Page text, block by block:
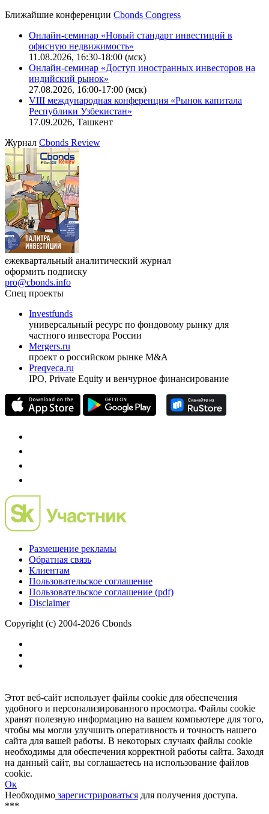
Поиск котировок облигаций
Ближайшие конференцииCbonds Congress
Онлайн-семинар «Новый стандарт инвестиций в
офисную недвижимость»
11.08.2026, 16:30-18:00 (мск)
Онлайн-семинар «Доступ иностранных инвесторов на
индийский рынок»
VIII международная конференция «Рынок капитала
Республики Узбекистан»
17.09.2026, Ташкент
ЖурналCbonds Review
оформить подписку
pro@cbonds.info
Спец проекты
Investfunds
универсальный ресурс по фондовому рынку для
частного инвестора России
проект о российском рынке M&A
Preqveca.ru
Размещение рекламы
Обратная связь
Пользовательское соглашение
Copyright (c) 2004-2026 Cbonds
Этот веб-сайт использует файлы cookie для обеспечения
удобного и персонализированного просмотра. Файлы cookie
хранят полезную информацию на вашем компьютере для того,
чтобы мы могли улучшить оперативность и точность нашего
сайта для вашей работы. В некоторых случаях файлы cookie
необходимы для обеспечения корректной работы сайта. Заходя
на данный сайт, вы соглашаетесь на использование файлов